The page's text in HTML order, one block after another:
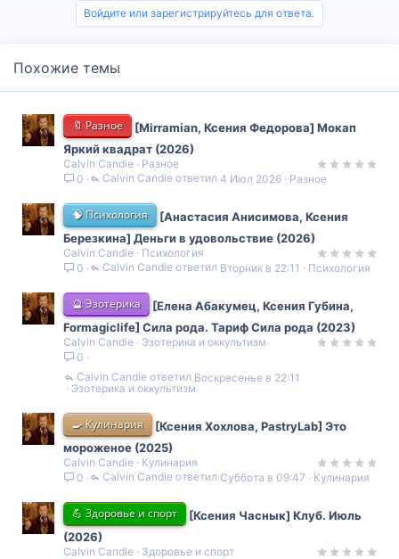
Войдите или зарегистрируйтесь для ответа.
Похожие темы
🔖 Разное
[Mirramian, Ксения Федорова] Мокап
Яркий квадрат (2026)
Calvin Candie
Разное
0
Разное
4 Июл 2026
Calvin Candie
🧠 Психология
[Анастасия Анисимова, Ксения
Березкина] Деньги в удовольствие (2026)
Calvin Candie
Психология
0
Психология
Вторник в 22:11
Calvin Candie
🔮 Эзотерика
[Елена Абакумец, Ксения Губина,
Formagiclife] Сила рода. Тариф Сила рода (2023)
Calvin Candie
Эзотерика и оккультизм
0
Эзотерика и оккультизм
Воскресенье в 22:11
Calvin Candie
🍳 Кулинария
[Ксения Хохлова, PastryLab] Это
мороженое (2025)
Calvin Candie
Кулинария
0
Кулинария
Суббота в 09:47
Calvin Candie
💪 Здоровье и спорт
[Ксения Часнык] Клуб. Июль
(2026)
Calvin Candie
Здоровье и спорт